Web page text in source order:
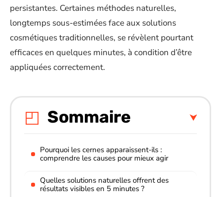
persistantes. Certaines méthodes naturelles,
longtemps sous-estimées face aux solutions
cosmétiques traditionnelles, se révèlent pourtant
efficaces en quelques minutes, à condition d’être
appliquées correctement.
Sommaire
Pourquoi les cernes apparaissent-ils :
comprendre les causes pour mieux agir
Quelles solutions naturelles offrent des
résultats visibles en 5 minutes ?